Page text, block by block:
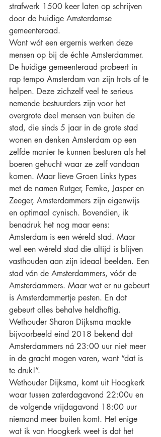
strafwerk 1500 keer laten op schrijven
door de huidige Amsterdamse
gemeenteraad.
Want wát een ergernis werken deze
mensen op bij de échte Amsterdammer.
De huidige gemeenteraad probeert in
rap tempo Amsterdam van zijn trots af te
helpen. Deze zichzelf veel te serieus
nemende bestuurders zijn voor het
overgrote deel mensen van buiten de
stad, die sinds 5 jaar in de grote stad
wonen en denken Amsterdam op een
zelfde manier te kunnen besturen als het
boeren gehucht waar ze zelf vandaan
komen. Maar lieve Groen Links types
met de namen Rutger, Femke, Jasper en
Zeeger, Amsterdammers zijn eigenwijs
en optimaal cynisch. Bovendien, ik
benadruk het nog maar eens:
Amsterdam is een wéreld stad. Maar
wel een wéreld stad die altijd is blijven
vasthouden aan zijn ideaal beelden. Een
stad ván de Amsterdammers, vóór de
Amsterdammers. Maar wat er nu gebeurt
is Amsterdammertje pesten. En dat
gebeurt alles behalve heldhaftig.
Wethouder Sharon Dijksma maakte
bijvoorbeeld eind 2018 bekend dat
Amsterdammers ná 23:00 uur niet meer
in de gracht mogen varen, want “dat is
te druk!”.
Wethouder Dijksma, komt uit Hoogkerk
waar tussen zaterdagavond 22:00u en
de volgende vrijdagavond 18:00 uur
niemand meer buiten komt. Het enige
wat ik van Hoogkerk weet is dat het